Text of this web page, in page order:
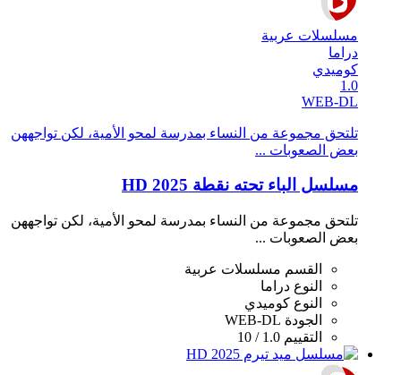
مسلسلات عربية
دراما
كوميدي
1.0
WEB-DL
تلتحق مجموعة من النساء بمدرسة لمحو الأمية، لكن تواجههن
بعض الصعوبات ...
مسلسل الباء تحته نقطة 2025 HD
تلتحق مجموعة من النساء بمدرسة لمحو الأمية، لكن تواجههن
بعض الصعوبات ...
القسم مسلسلات عربية
النوع دراما
النوع كوميدي
الجودة WEB-DL
التقييم 1.0 / 10